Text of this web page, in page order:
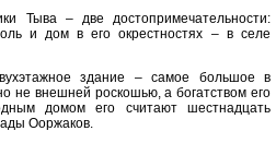
Тыва – две достопримечательности:
и дом в его окрестностях – в селе
здание – самое большое в
не внешней роскошью, а богатством его
домом его считают шестнадцать
Ооржаков.